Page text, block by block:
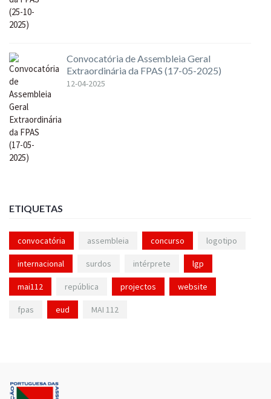
Convocatória de Assembleia Geral
Extraordinária da FPAS (17-05-2025)
12-04-2025
ETIQUETAS
convocatória assembleia concurso logotipo
internacional surdos intérprete lgp
mai112 república projectos website
fpas eud MAI 112